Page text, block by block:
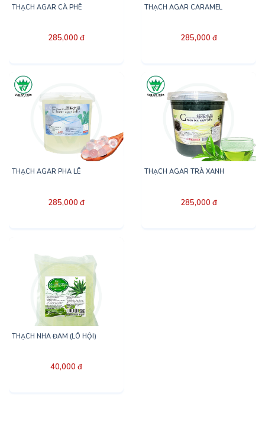
THẠCH AGAR CÀ PHÊ
285,000 đ
THẠCH AGAR CARAMEL
285,000 đ
THẠCH AGAR PHA LÊ
285,000 đ
THẠCH AGAR TRÀ XANH
285,000 đ
THẠCH NHA ĐAM (LÔ HỘI)
40,000 đ